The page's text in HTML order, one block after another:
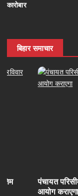
कारोबार
बिहार समाचार
पंचायत
आयोग